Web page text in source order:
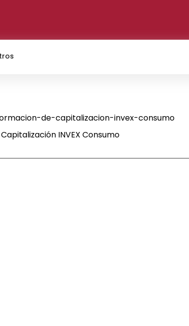
de-capitalizacion-invex-consumo
INVEX Consumo